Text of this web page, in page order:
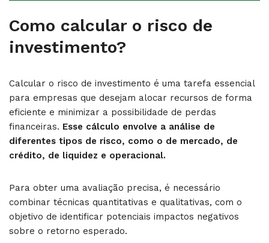
Como calcular o risco de
investimento?
Calcular o risco de investimento é uma tarefa essencial
para empresas que desejam alocar recursos de forma
eficiente e minimizar a possibilidade de perdas
financeiras. Esse cálculo envolve a análise de
diferentes tipos de risco, como o de mercado, de
crédito, de liquidez e operacional.
Para obter uma avaliação precisa, é necessário
combinar técnicas quantitativas e qualitativas, com o
objetivo de identificar potenciais impactos negativos
sobre o retorno esperado.